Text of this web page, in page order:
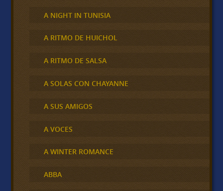
A NIGHT IN TUNISIA
A RITMO DE HUICHOL
A RITMO DE SALSA
A SOLAS CON CHAYANNE
A SUS AMIGOS
A VOCES
A WINTER ROMANCE
ABBA